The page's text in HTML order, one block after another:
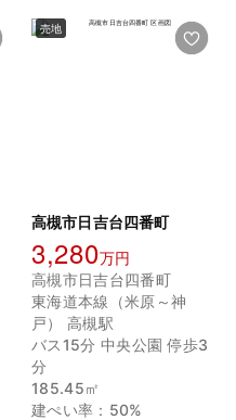
売地
高槻市日吉台四番町
3,280万円
高槻市日吉台四番町
東海道本線（米原～神
戸） 高槻駅
バス15分 中央公園 停歩3
分
185.45㎡
建ぺい率：50%